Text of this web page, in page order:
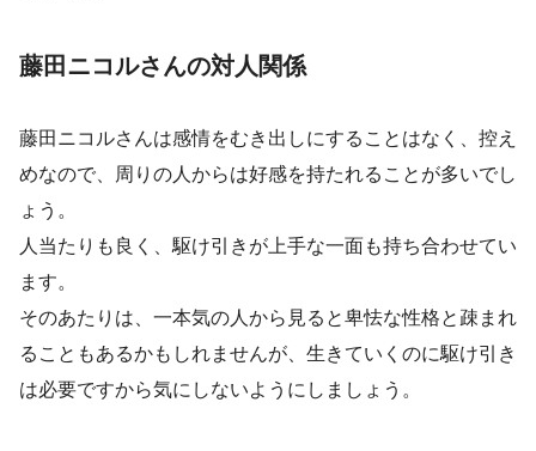
藤田ニコルさんの対人関係
藤田ニコルさんは感情をむき出しにすることはなく、控え
めなので、周りの人からは好感を持たれることが多いでし
ょう。
人当たりも良く、駆け引きが上手な一面も持ち合わせてい
ます。
そのあたりは、一本気の人から見ると卑怯な性格と疎まれ
ることもあるかもしれませんが、生きていくのに駆け引き
は必要ですから気にしないようにしましょう。